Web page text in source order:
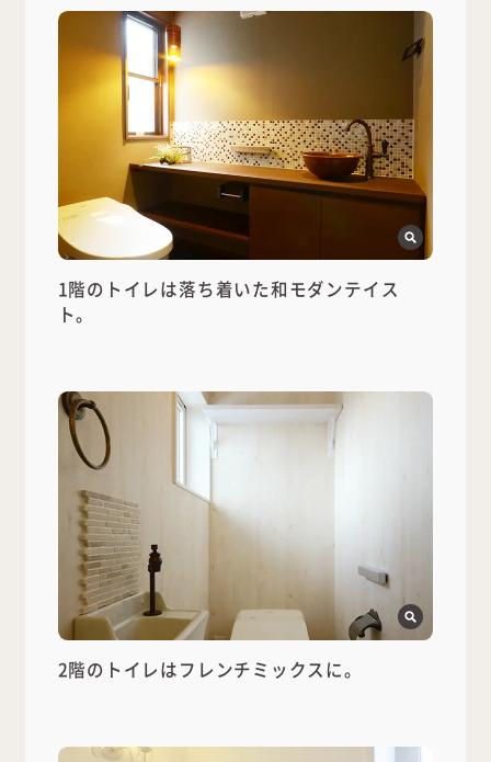
1階のトイレは落ち着いた和モダンテイス
ト。
2階のトイレはフレンチミックスに。